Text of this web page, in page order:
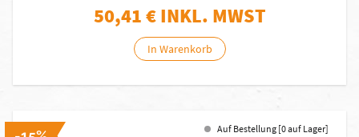
50,41€ INKL. MWST
In Warenkorb
Auf Bestellung [0 auf Lager]